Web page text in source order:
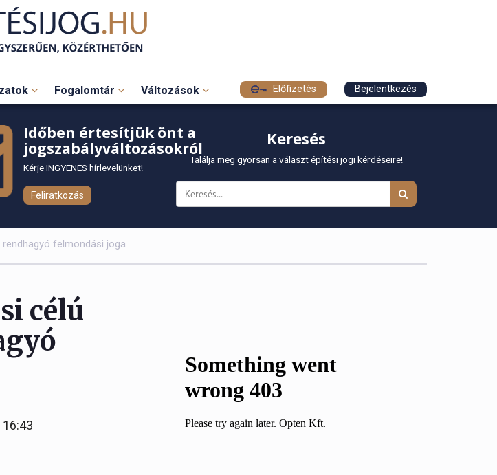
Fogalomtár Változások Előfizetés Bejelentkezés
Időben értesítjük önt a
jogszabályváltozásokról
Kérje INGYENES hírlevelünket!
Feliratkozás
Keresés
Találja meg gyorsan a választ építési jogi kérdéseire!
felmondási joga
célú